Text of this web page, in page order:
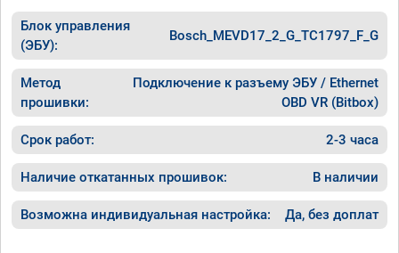
Блок управления
(ЭБУ):
Bosch_MEVD17_2_G_TC1797_F_G
Метод
прошивки:
Подключение к разъему ЭБУ / Ethernet
OBD VR (Bitbox)
Срок работ: 2-3 часа
Наличие откатанных прошивок: В наличии
Возможна индивидуальная настройка: Да, без доплат